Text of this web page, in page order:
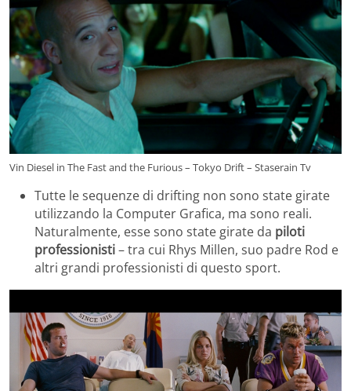
Vin Diesel in The Fast and the Furious – Tokyo Drift – Staserain Tv
Tutte le sequenze di drifting non sono state girate
utilizzando la Computer Grafica, ma sono reali.
Naturalmente, esse sono state girate da piloti
professionisti– tra cui Rhys Millen, suo padre Rod e
altri grandi professionisti di questo sport.